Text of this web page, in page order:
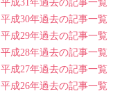
平成31年過去の記事一覧
平成30年過去の記事一覧
平成29年過去の記事一覧
平成28年過去の記事一覧
平成27年過去の記事一覧
平成26年過去の記事一覧